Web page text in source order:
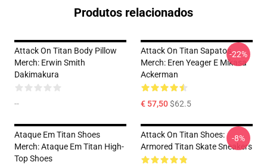
Produtos relacionados
Attack On Titan Body Pillow
Merch: Erwin Smith
Dakimakura
--
Attack On Titan Sapatos
Merch: Eren Yeager E Mikasa
Ackerman
€ 57,50$62.5
-22%
Ataque Em Titan Shoes
Merch: Ataque Em Titan High-
Top Shoes
Attack On Titan Shoes:
Armored Titan Skate Sneakers
-8%